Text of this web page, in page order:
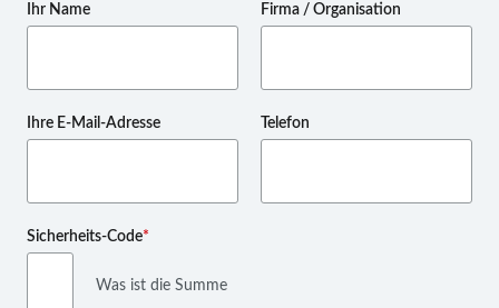
Ihr Name Firma / Organisation
Ihre E-Mail-Adresse Telefon
Pflichtfeld
Sicherheits-Code*
Was ist die Summe